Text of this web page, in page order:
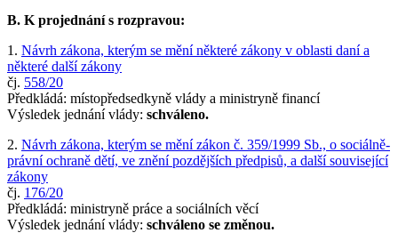
B. K projednání s rozpravou:
1. Návrh zákona, kterým se mění některé zákony v oblasti daní a
některé další zákony
čj. 558/20
Předkládá: místopředsedkyně vlády a ministryně financí
Výsledek jednání vlády: schváleno.
2. Návrh zákona, kterým se mění zákon č. 359/1999 Sb., o sociálně-
právní ochraně dětí, ve znění pozdějších předpisů, a další související
zákony
čj. 176/20
Předkládá: ministryně práce a sociálních věcí
Výsledek jednání vlády: schváleno se změnou.